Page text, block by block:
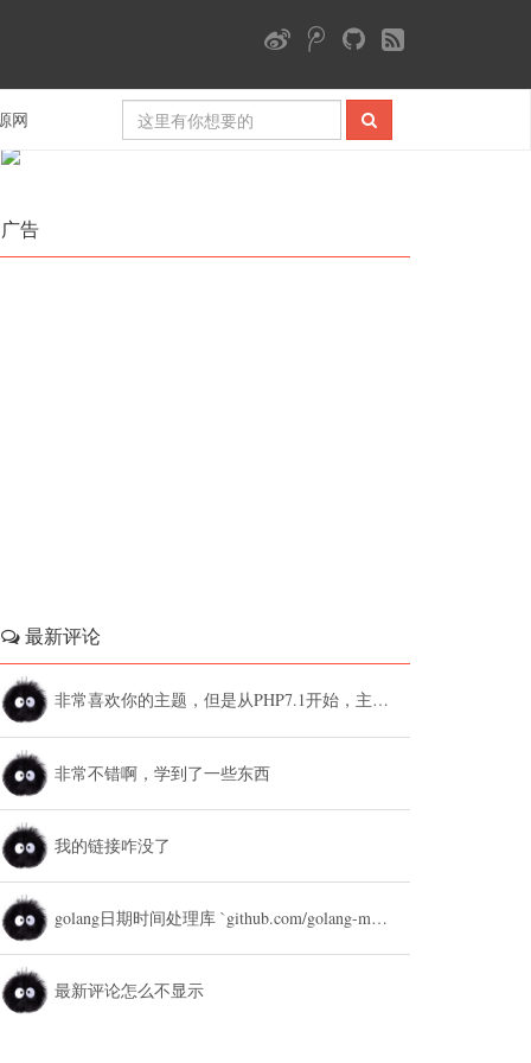
网
广告
最新评论
非常喜欢你的主题，但是从PHP7.1开始，主题设置中的列表广告和文章底部广告无法...
非常不错啊，学到了一些东西
我的链接咋没了
golang日期时间处理库 `github.com/golang-module/...
最新评论怎么不显示